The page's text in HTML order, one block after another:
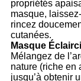
propriétés
masque,
rincez
cutanées.
Masque
Mélangez de
nature (riche en
jusqu’à obtenir